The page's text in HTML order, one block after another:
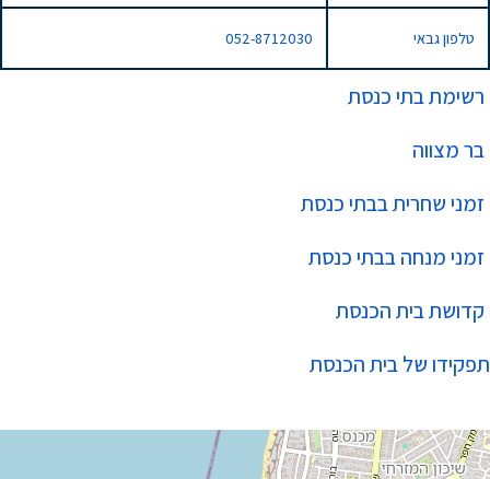
רשימת בתי כנסת
בר מצווה
זמני שחרית בבתי כנסת
זמני מנחה בבתי כנסת
קדושת בית הכנסת
תפקידו של בית הכנסת
טלפון גבאי 052-8712030